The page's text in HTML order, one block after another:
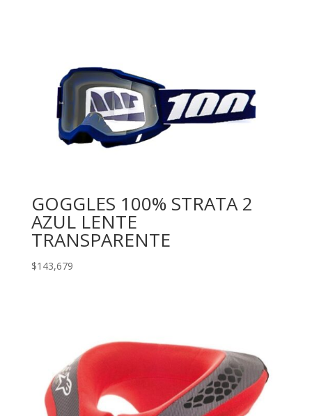
GOGGLES 100% STRATA 2
AZUL LENTE
TRANSPARENTE
$143,679